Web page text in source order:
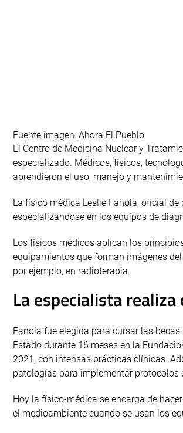
Fuente imagen: Ahora El Pueblo
El Centro de Medicina Nuclear y
especializado. Médicos, físicos,
aprendieron el uso, manejo y
La físico médica Leslie Fanola, oficial
especializándose en los equipos de
Los físicos médicos aplican los
equipamientos que forman imágenes
por ejemplo, en radioterapia.
La especialista
Fanola fue elegida para cursar las
Estado durante 16 meses en la
2021, con intensas prácticas clínicas.
patologías para implementar protocolos
Hoy la físico-médica se encarga de
el medioambiente cuando se usan los